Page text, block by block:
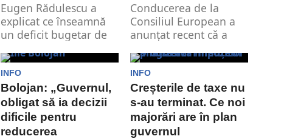
Eugen Rădulescu a
explicat ce înseamnă
un deficit bugetar de
este...
Conducerea de la
Consiliul European a
anunțat recent cǎ a
adopta
recomandarea...
INFO
Bolojan: „Guvernul,
obligat să ia decizii
dificile pentru
reducerea
INFO
Creșterile de taxe nu
s-au terminat. Ce noi
majorări are în plan
guvernul